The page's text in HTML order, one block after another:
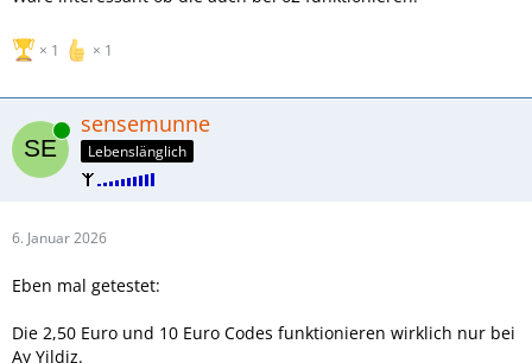
1 1
Online sensemunne
Lebenslänglich
6. Januar 2026
Eben mal getestet:
Die 2,50 Euro und 10 Euro Codes funktionieren wirklich nur bei
Ay Yildiz.